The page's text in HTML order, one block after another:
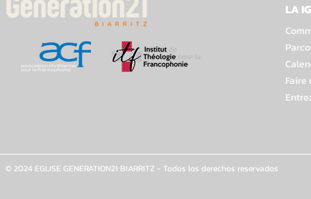
LA
Faire
© 2024 EGLISE GENERATION21 BIARRITZ - Todos los derechos reservados